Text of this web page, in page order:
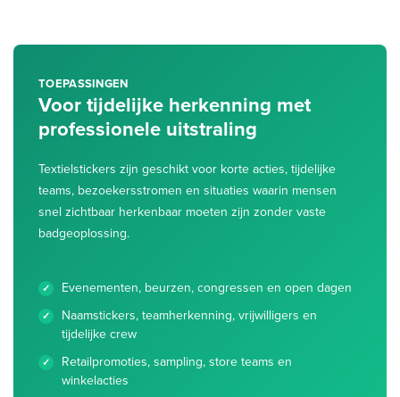
TOEPASSINGEN
Voor tijdelijke herkenning met
professionele uitstraling
Textielstickers zijn geschikt voor korte acties, tijdelijke
teams, bezoekersstromen en situaties waarin mensen
snel zichtbaar herkenbaar moeten zijn zonder vaste
badgeoplossing.
Evenementen, beurzen, congressen en open dagen
Naamstickers, teamherkenning, vrijwilligers en
tijdelijke crew
Retailpromoties, sampling, store teams en
winkelacties